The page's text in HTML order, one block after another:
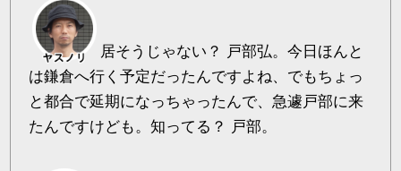
居そうじゃない？ 戸部弘。今日ほんと
は鎌倉へ行く予定だったんですよね、でもちょっ
と都合で延期になっちゃったんで、急遽戸部に来
たんですけども。知ってる？ 戸部。